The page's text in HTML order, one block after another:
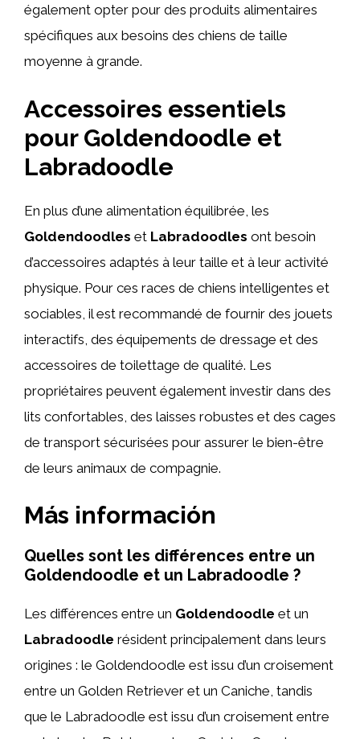
également opter pour des produits alimentaires
spécifiques aux besoins des chiens de taille
moyenne à grande.
Accessoires essentiels
pour Goldendoodle et
Labradoodle
En plus d’une alimentation équilibrée, les
Goldendoodles et Labradoodles ont besoin
d’accessoires adaptés à leur taille et à leur activité
physique. Pour ces races de chiens intelligentes et
sociables, il est recommandé de fournir des jouets
interactifs, des équipements de dressage et des
accessoires de toilettage de qualité. Les
propriétaires peuvent également investir dans des
lits confortables, des laisses robustes et des cages
de transport sécurisées pour assurer le bien-être
de leurs animaux de compagnie.
Más información
Quelles sont les différences entre un
Goldendoodle et un Labradoodle ?
Les différences entre un Goldendoodle et un
Labradoodle résident principalement dans leurs
origines : le Goldendoodle est issu d’un croisement
entre un Golden Retriever et un Caniche, tandis
que le Labradoodle est issu d’un croisement entre